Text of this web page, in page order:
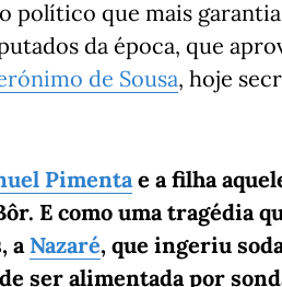
político que mais
da época, que
de Sousa, hoje
Pimentae a filha
E como uma tragédia
a Nazaré, que ingeriu
ser alimentada por